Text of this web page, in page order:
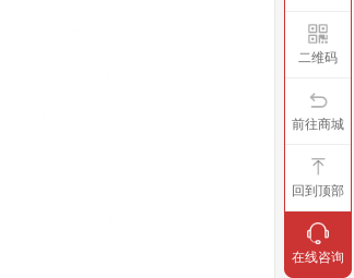
二维码
前往商城
回到顶部
在线咨询